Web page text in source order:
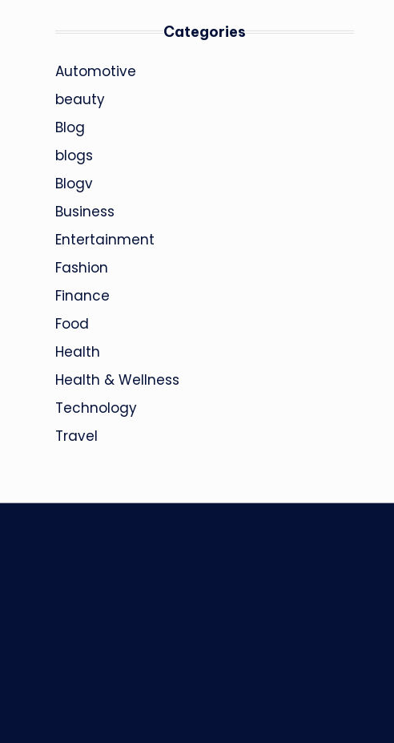
Categories
Automotive
beauty
Blog
blogs
Blogv
Business
Entertainment
Fashion
Finance
Food
Health
Health & Wellness
Technology
Travel